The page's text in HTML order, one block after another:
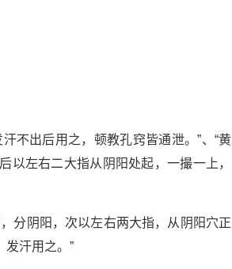
不出后用之，顿教孔窍皆通泄。”、“黄
以左右二大指从阴阳处起，一撮一上，
分阴阳，次以左右两大指，从阴阳穴正
发汗用之。”